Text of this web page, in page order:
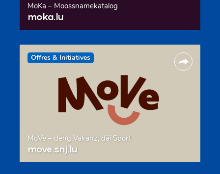
MoKa – Moossnamekatalog
moka.lu
Offres & Initiatives
MoVe – deng Vakanz, däi Sport
move.snj.lu